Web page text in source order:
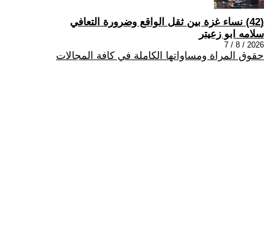
(42) نساء غزة بين ثقل الواقع وضرورة التعافي
سلامه ابو زعيتر
2026 / 8 / 7
حقوق المراة ومساواتها الكاملة في كافة المجالات